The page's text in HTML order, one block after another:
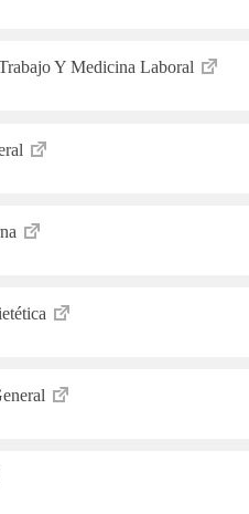
Y Medicina Laboral